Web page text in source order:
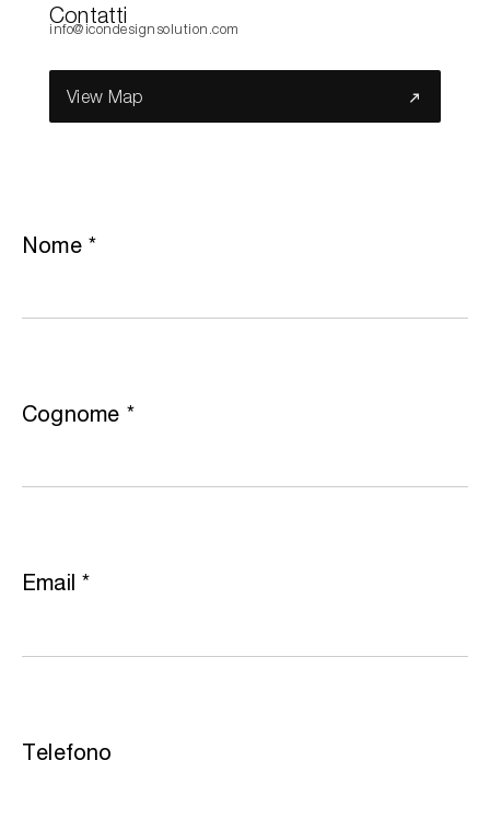
Cerca nel sito...
Contatti
info@icondesignsolution.com
View Map
Nome*
Cognome *
Email *
Telefono